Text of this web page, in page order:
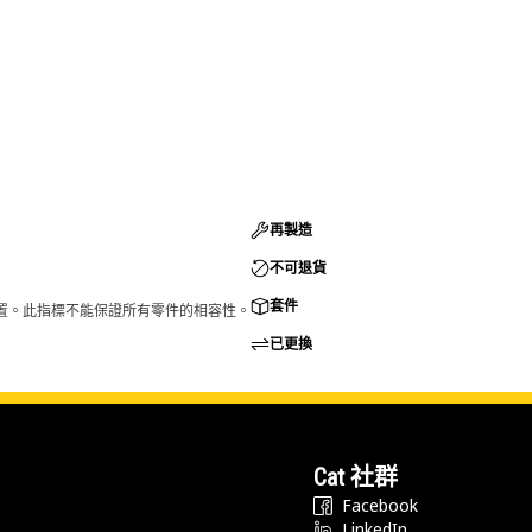
此指標不能保證所有零件的相容性。
再製造
不可退貨
套件
已更換
Cat 社群
Facebook